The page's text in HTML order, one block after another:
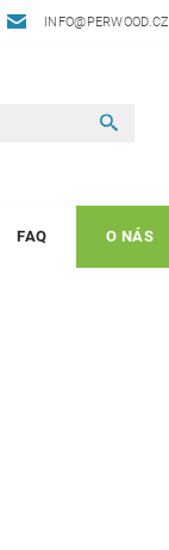
INFO@PERWOOD.CZ
FAQ O NÁS